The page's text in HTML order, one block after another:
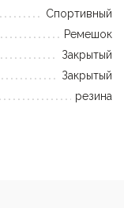
Спортивный
Ремешок
Закрытый
Закрытый
резина